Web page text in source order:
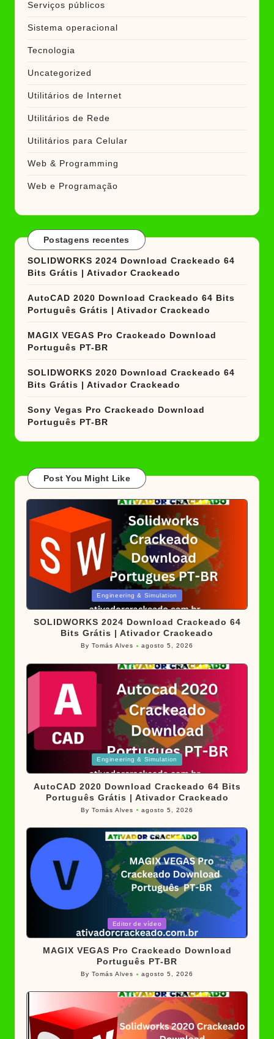
Serviços públicos
Sistema operacional
Tecnologia
Uncategorized
Utilitários de Internet
Utilitários de Rede
Utilitários para Celular
Web & Programming
Web e Programação
Postagens recentes
SOLIDWORKS 2024 Download Crackeado 64
Bits Grátis | Ativador Crackeado
AutoCAD 2020 Download Crackeado 64 Bits
Português Grátis | Ativador Crackeado
MAGIX VEGAS Pro Crackeado Download
Português PT-BR
SOLIDWORKS 2020 Download Crackeado 64
Bits Grátis | Ativador Crackeado
Sony Vegas Pro Crackeado Download
Português PT-BR
Post You Might Like
in
Engineering & Simulation
SOLIDWORKS 2024 Download Crackeado 64
Bits Grátis | Ativador Crackeado
Posted
ByTomás Alves agosto 5, 2026
in
Engineering & Simulation
AutoCAD 2020 Download Crackeado 64 Bits
Português Grátis | Ativador Crackeado
Posted
ByTomás Alves agosto 5, 2026
in
Editor de vídeo
MAGIX VEGAS Pro Crackeado Download
Português PT-BR
Posted
ByTomás Alves agosto 5, 2026